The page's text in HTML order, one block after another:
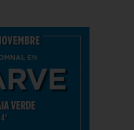
: Mode d’emploi
d’excuse, tout le monde
joueuses qui restent à